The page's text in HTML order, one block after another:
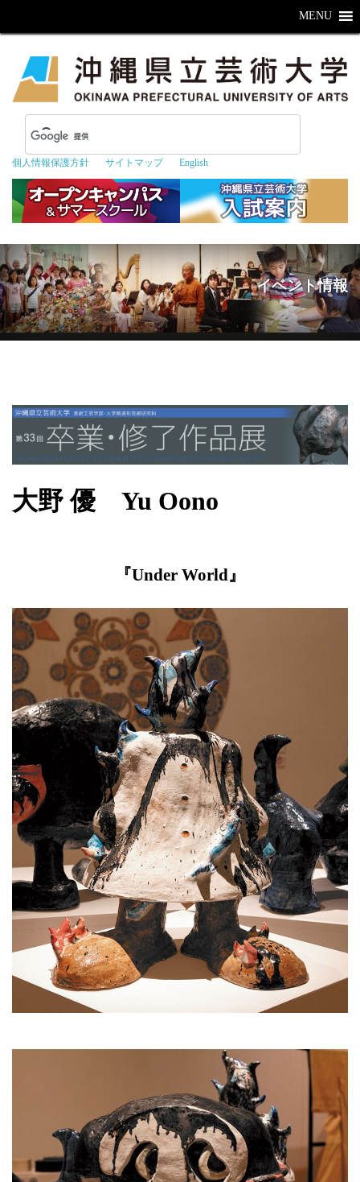
個人情報保護方針 サイトマップ English
MENU
イベント情報
大野 優 Yu Oono
『Under World』